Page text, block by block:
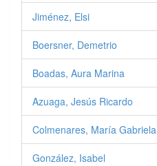
Jiménez, Elsi
Boersner, Demetrio
Boadas, Aura Marina
Azuaga, Jesús Ricardo
Colmenares, María Gabriela
González, Isabel